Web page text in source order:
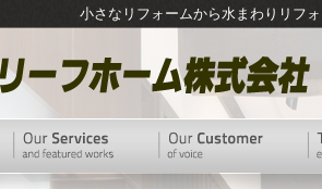
小さなリフォームから水まわりリフ